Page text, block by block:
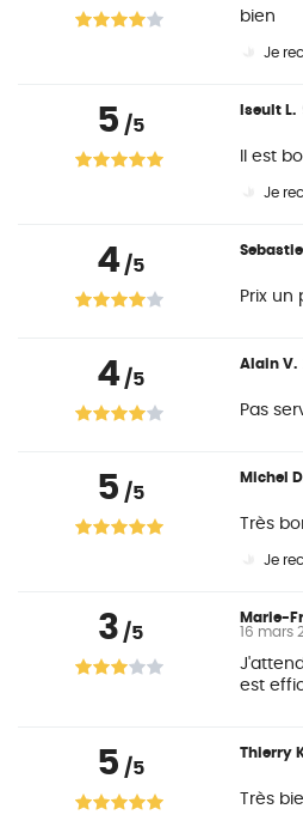
bien
Je
5 /5
Iseult L.
Il est
Je
4/5
Prix un
4/5
Alain V.
Pas
5 /5
Michel
Très
Je
3 /5
Marie-
16 mars
est
5 /5
Thierry
Très